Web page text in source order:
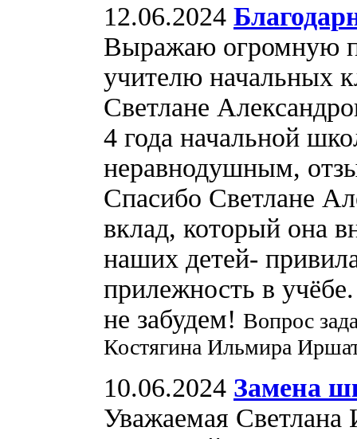
12.06.2024
Выражаю огромную
учителю
Светлане
4 года начальной
неравнодушным,
Спасибо Светлане
вклад, который она
наших детей-
прилежность в
не забудем! Вопрос
Костягина Ильмира
10.06.2024 Замена
Уважаемая Светлана